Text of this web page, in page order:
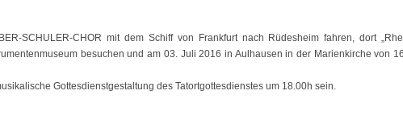
SCHULER-CHOR mit dem Schiff von Frankfurt nach Rüdesheim fahren, dort
besuchen und am 03. Juli 2016 in Aulhausen in der Marienkirche von
Gottesdienstgestaltung des Tatortgottesdienstes um 18.00h sein.